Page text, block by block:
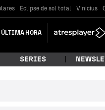
Eclipse de sol total Vinicius
ÚLTIMA HORA
SERIES